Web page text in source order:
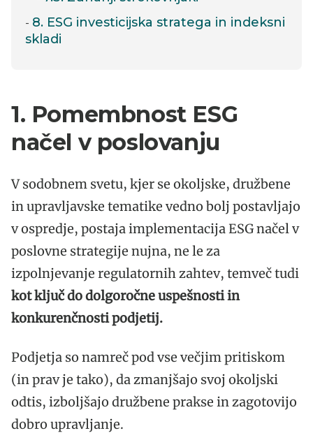
8. ESG investicijska stratega in indeksni
skladi
1. Pomembnost ESG
načel v poslovanju
V sodobnem svetu, kjer se okoljske, družbene
in upravljavske tematike vedno bolj postavljajo
v ospredje, postaja implementacija ESG načel v
poslovne strategije nujna, ne le za
izpolnjevanje regulatornih zahtev, temveč tudi
kot ključ do dolgoročne uspešnosti in
konkurenčnosti podjetij.
Podjetja so namreč pod vse večjim pritiskom
(in prav je tako), da zmanjšajo svoj okoljski
odtis, izboljšajo družbene prakse in zagotovijo
dobro upravljanje.